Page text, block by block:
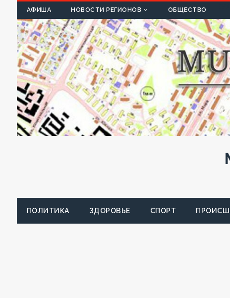
АФИША НОВОСТИ РЕГИОНОВ ОБЩЕСТВО
ПОЛИТИКА ЗДОРОВЬЕ СПОРТ